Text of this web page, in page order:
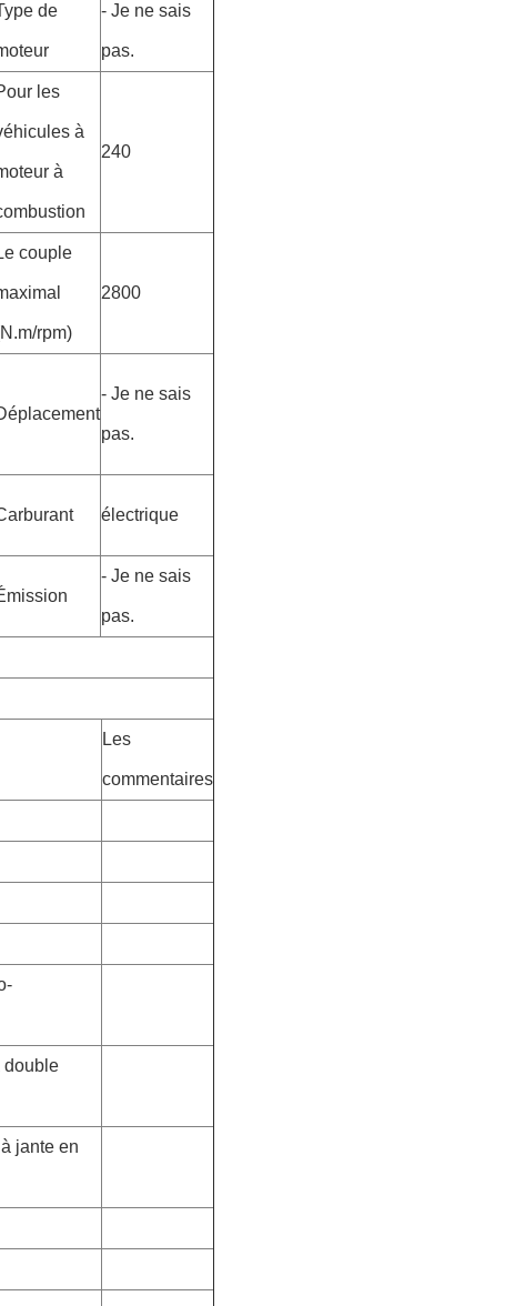
de - Je ne sais
pas.
les
à
à
240
couple
rpm)
2800
- Je ne sais
pas.
électrique
- Je ne sais
pas.
Les
commentaires
double
jante en